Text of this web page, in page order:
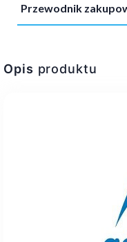
Przewodnik
Opis produktu